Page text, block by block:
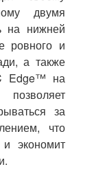
двумя
на нижней
ровного и
а также
Edge™ на
за
что
экономит